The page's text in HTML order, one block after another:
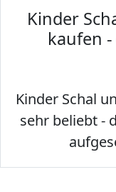
Kinder
kaufen
Kinder Schal
sehr beliebt -